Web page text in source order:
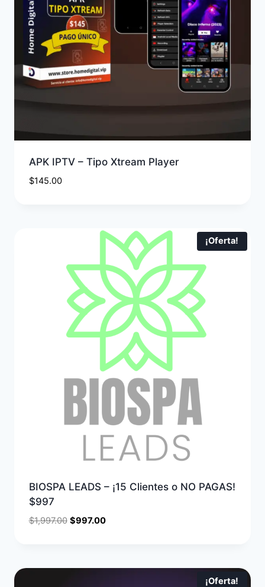
APK IPTV – Tipo Xtream Player
$145.00
¡Oferta!
BIOSPA LEADS – ¡15 Clientes o NO PAGAS!
$997
$1,997.00 $997.00
¡Oferta!